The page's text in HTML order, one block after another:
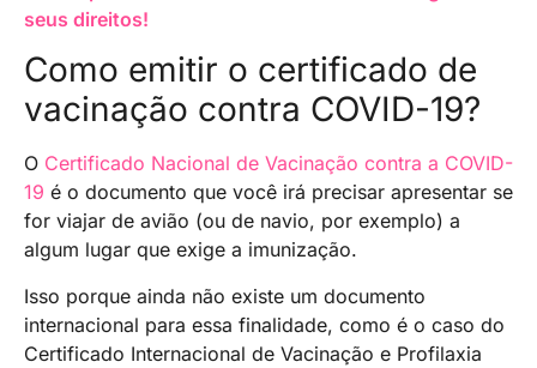
seus direitos!
Como emitir o certificado de
vacinação contra COVID-19?
O Certificado Nacional de Vacinação contra a COVID-
19 é o documento que você irá precisar apresentar se
for viajar de avião (ou de navio, por exemplo) a
algum lugar que exige a imunização.
Isso porque ainda não existe um documento
internacional para essa finalidade, como é o caso do
Certificado Internacional de Vacinação e Profilaxia